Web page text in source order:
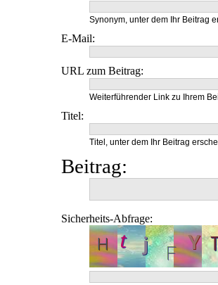
Synonym, unter dem Ihr Beitrag
E-Mail:
URL zum Beitrag:
Weiterführender Link zu Ihrem
Titel:
Titel, unter dem Ihr Beitrag
Beitrag:
Sicherheits-Abfrage: